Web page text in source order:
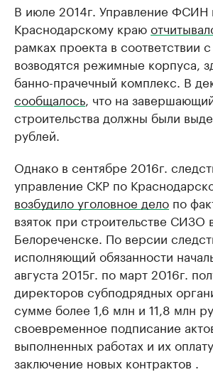
В июле 2014г. Управление ФСИН
Краснодарскому краю
рамках проекта в соответствии
возводятся режимные корпуса,
банно-прачечный комплекс. В
сообщалось , что на
строительства должны были
рублей.
Однако в сентябре 2016г.
управление СКР по
возбудило уголовное дело по
взяток при строительстве СИЗО
Белореченске. По версии
исполняющий обязанности
августа 2015г. по март 2016г.
директоров субподрядных
сумме более 1,6 млн и 11,8 млн
своевременное подписание
выполненных работах и их
заключение новых контрактов .